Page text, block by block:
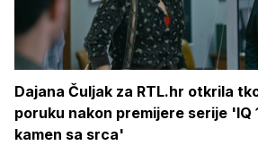
Dajana Čuljak za RTL.hr otkrila
poruku nakon premijere serije 'IQ
kamen sa srca'